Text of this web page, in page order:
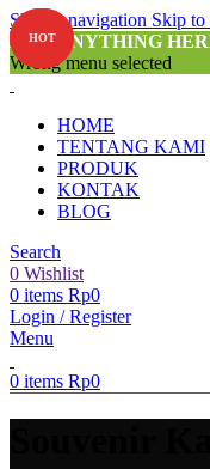
Skip to navigation Skip to
ADD ANYTHING
Wrong menu selected
HOME
TENTANG KAMI
PRODUK
KONTAK
BLOG
Search
0 Wishlist
0 items Rp0
Login / Register
Menu
0 items Rp0
HOT
HOT